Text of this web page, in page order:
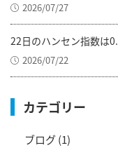
2026/07/27
22日のハンセン指数は
2026/07/22
カテゴリー
ブログ(1)